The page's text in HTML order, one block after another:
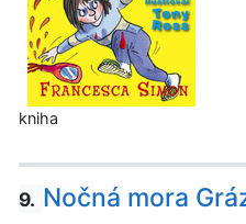
kniha
9. Nočná mora